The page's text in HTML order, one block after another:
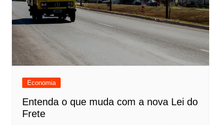
Economia
Entenda o que muda com a nova Lei do
Frete